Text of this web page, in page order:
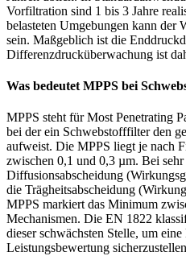
Vorfiltration sind 1 bis 3 Jahre
belasteten Umgebungen kann der
sein. Maßgeblich ist die
Differenzdrucküberwachung ist
Was bedeutet MPPS bei
MPPS steht für Most Penetrating
bei der ein Schwebstofffilter den
aufweist. Die MPPS liegt je nach
zwischen 0,1 und 0,3 µm. Bei
Diffusionsabscheidung
die Trägheitsabscheidung
MPPS markiert das Minimum
Mechanismen. Die EN 1822
dieser schwächsten Stelle, um
Leistungsbewertung